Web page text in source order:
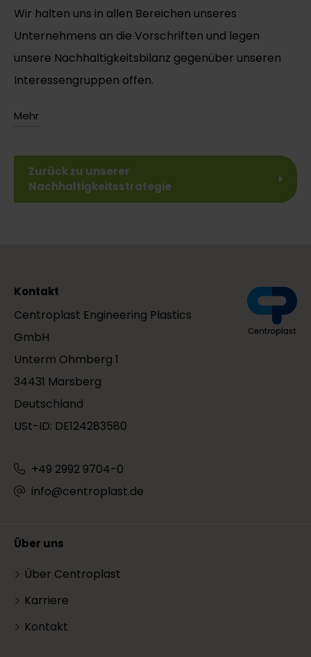
Wir halten uns in allen Bereichen unseres
Unternehmens an die Vorschriften und legen
unsere Nachhaltigkeitsbilanz gegenüber unseren
Interessengruppen offen.
Mehr
Zurück zu unserer
Nachhaltigkeitsstrategie
Kontakt
Centroplast Engineering Plastics
GmbH
Unterm Ohmberg 1
34431 Marsberg
Deutschland
USt-ID: DE124283580
+49 2992 9704-0
info@centroplast.de
Über uns
Über Centroplast
Karriere
Kontakt